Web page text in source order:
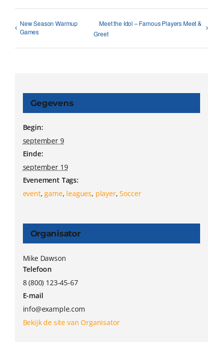
New Season Warmup
Games
Meet the Idol – Famous Players Meet &
Greet
Gegevens
Begin:
september 9
Einde:
september 19
Evenement Tags:
event,game, leagues, player,Soccer
Organisator
Mike Dawson
Telefoon
8 (800) 123-45-67
E-mail
info@example.com
Bekijk de site van Organisator